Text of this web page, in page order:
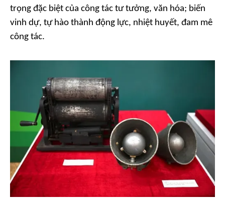
trọng đặc biệt của công tác tư tưởng, văn hóa; biến
vinh dự, tự hào thành động lực, nhiệt huyết, đam mê
công tác.